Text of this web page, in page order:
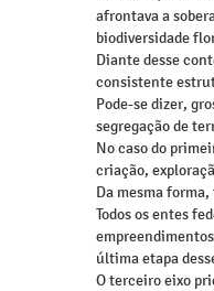
afrontava a
biodiversidade
Diante desse
consistente
Pode-se dizer,
segregação de
No caso do
criação,
Da mesma
Todos os entes
última etapa
O terceiro eixo